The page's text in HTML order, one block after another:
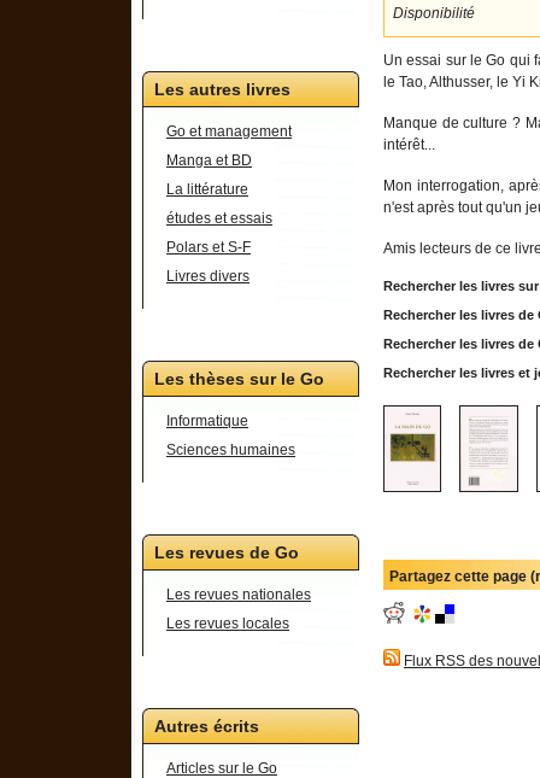
Les autres livres
Go et management
Manga et BD
La littérature
études et essais
Polars et S-F
Livres divers
Les thèses sur le Go
Informatique
Sciences humaines
Les revues de Go
Les revues nationales
Les revues locales
Autres écrits
Articles sur le Go
Disponibilité
Un essai sur le Go qui
le Tao, Althusser, le Yi
Manque de culture ?
intérêt...
Mon interrogation,
n'est après tout qu'un
Amis lecteurs de ce
Rechercher les livres
Rechercher les livres
Rechercher les livres
Rechercher les livres et
Partagez cette page
Flux RSS des